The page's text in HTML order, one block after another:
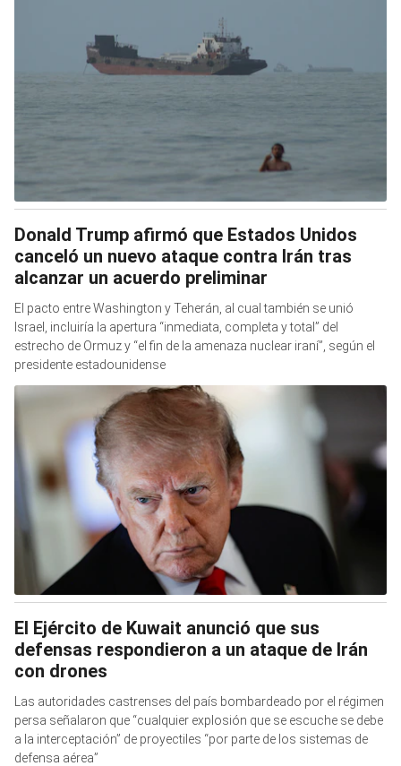
Donald Trump afirmó que Estados Unidos
canceló un nuevo ataque contra Irán tras
alcanzar un acuerdo preliminar
El pacto entre Washington y Teherán, al cual también se unió
Israel, incluiría la apertura “inmediata, completa y total” del
estrecho de Ormuz y “el fin de la amenaza nuclear iraní”, según el
presidente estadounidense
El Ejército de Kuwait anunció que sus
defensas respondieron a un ataque de Irán
con drones
Las autoridades castrenses del país bombardeado por el régimen
persa señalaron que “cualquier explosión que se escuche se debe
a la interceptación” de proyectiles “por parte de los sistemas de
defensa aérea”